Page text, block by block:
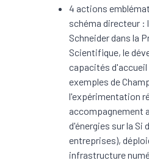
4 actions
schéma directeur
Schneider dans la
Scientifique, le
capacités
exemples de
l'expérimentation
accompagnement
d'énergies sur la Si
entreprises),
infrastructure